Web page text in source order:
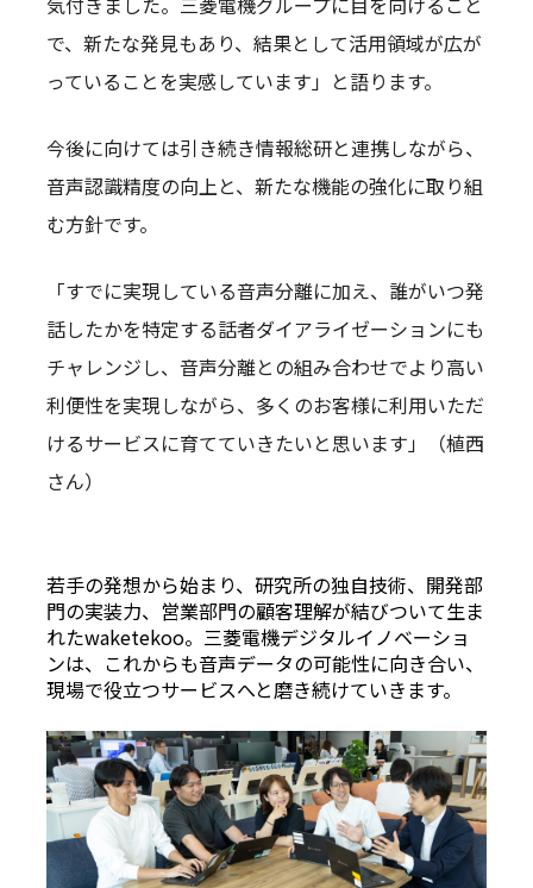
で、新たな発見もあり、結果として活用領域が広が
っていることを実感しています」と語ります。
今後に向けては引き続き情報総研と連携しながら、
音声認識精度の向上と、新たな機能の強化に取り組
む方針です。
「すでに実現している音声分離に加え、誰がいつ発
話したかを特定する話者ダイアライゼーションにも
チャレンジし、音声分離との組み合わせでより高い
利便性を実現しながら、多くのお客様に利用いただ
けるサービスに育てていきたいと思います」（植西
さん）
若手の発想から始まり、研究所の独自技術、開発部
門の実装力、営業部門の顧客理解が結びついて生ま
れたwaketekoo。三菱電機デジタルイノベーショ
ンは、これからも音声データの可能性に向き合い、
現場で役立つサービスへと磨き続けていきます。